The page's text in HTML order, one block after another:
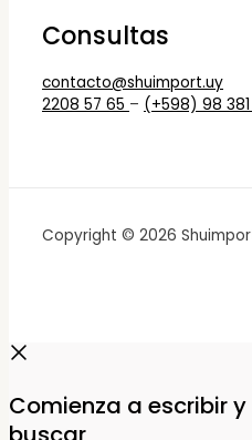
Consultas
contacto@shuimport.uy
2208 57 65 – (+598) 98
Copyright © 2026
Comienza a escribir